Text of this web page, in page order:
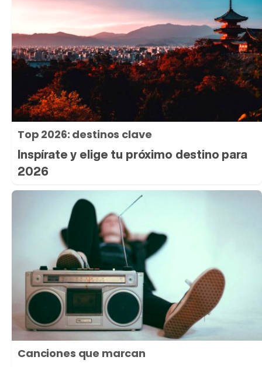
Top 2026: destinos clave
Inspírate y elige tu próximo destino para
2026
Canciones que marcan